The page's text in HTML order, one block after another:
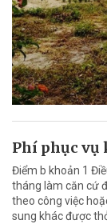
Phí phục vụ
Điểm b khoản 1
tháng làm căn cứ
theo công việc
sung khác được